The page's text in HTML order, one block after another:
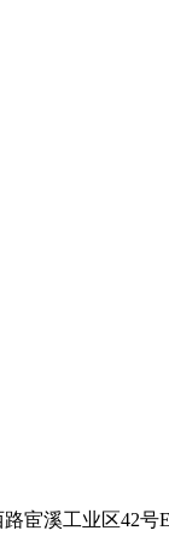
宦溪工业区42号